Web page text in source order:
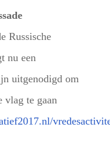
Russische
nu een
uitgenodigd om
vlag te gaan